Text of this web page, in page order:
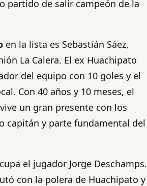
partido de salir campeón de la
en la lista es Sebastián Sáez,
La Calera. El ex Huachipato
del equipo con 10 goles y el
Con 40 años y 10 meses, el
un gran presente con los
capitán y parte fundamental del
el jugador Jorge Deschamps.
con la polera de Huachipato y